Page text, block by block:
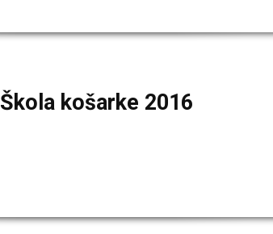
Škola košarke 2016